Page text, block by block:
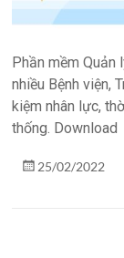
Phần mềm Quản
nhiều Bệnh viện,
kiệm nhân lực,
thống. Download
25/02/2022